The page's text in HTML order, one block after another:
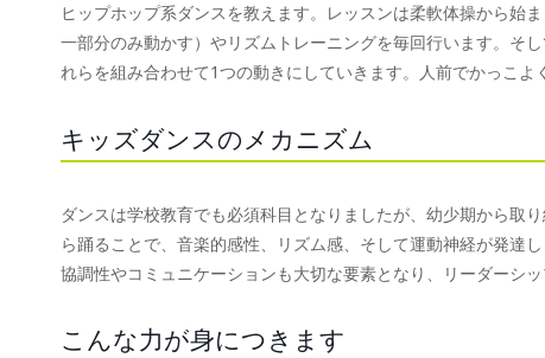
ヒップホップ系ダンスを教えます。レッスンは柔軟体操から始
一部分のみ動かす）やリズムトレーニングを毎回行います。そ
れらを組み合わせて1つの動きにしていきます。人前でかっこよ
キッズダンスのメカニズム
ダンスは学校教育でも必須科目となりましたが、幼少期から取
ら踊ることで、音楽的感性、リズム感、そして運動神経が発達
協調性やコミュニケーションも大切な要素となり、リーダーシッ
こんな力が身につきます